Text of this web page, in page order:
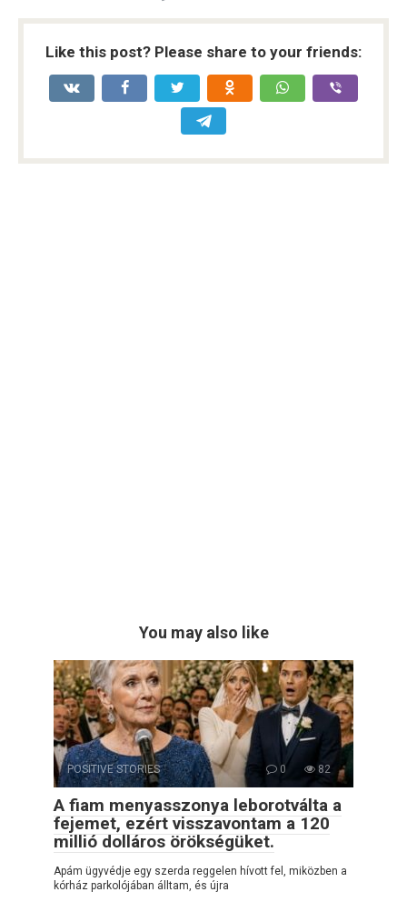
Like this post? Please share to your friends:
You may also like
POSITIVE STORIES 0 82
A fiam menyasszonya leborotválta a
fejemet, ezért visszavontam a 120
millió dolláros örökségüket.
Apám ügyvédje egy szerda reggelen hívott fel, miközben a
kórház parkolójában álltam, és újra